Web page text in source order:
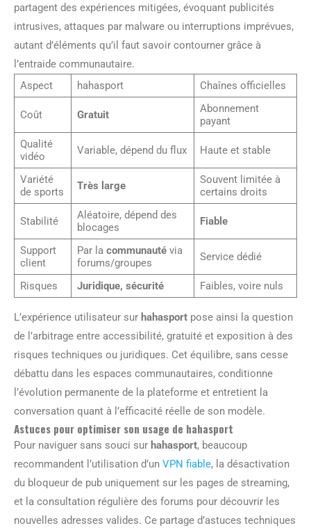
partagent des expériences mitigées, évoquant publicités
intrusives, attaques par malware ou interruptions imprévues,
autant d’éléments qu’il faut savoir contourner grâce à
l’entraide communautaire.
Aspect
hahasport Chaînes officielles
Coût Gratuit
Abonnement
payant
Qualité
vidéo
Variable, dépend du flux Haute et stable
Variété
de sports
Très large
Souvent limitée à
certains droits
Stabilité
Aléatoire, dépend des
blocages
Fiable
Support
client
Par la communautévia
forums/groupes
Service dédié
Risques Juridique, sécurité Faibles, voire nuls
L’expérience utilisateur sur hahasport pose ainsi la question
de l’arbitrage entre accessibilité, gratuité et exposition à des
risques techniques ou juridiques. Cet équilibre, sans cesse
débattu dans les espaces communautaires, conditionne
l’évolution permanente de la plateforme et entretient la
conversation quant à l’efficacité réelle de son modèle.
Astuces pour optimiser son usage de hahasport
Pour naviguer sans souci sur hahasport, beaucoup
recommandent l’utilisation d’un VPN fiable, la désactivation
du bloqueur de pub uniquement sur les pages de streaming,
et la consultation régulière des forums pour découvrir les
nouvelles adresses valides. Ce partage d’astuces techniques